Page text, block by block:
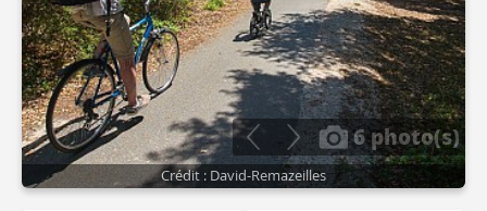
6 photo(s)
Crédit : David-Remazeilles